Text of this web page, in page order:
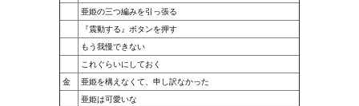
亜姫の三つ編みを引っ張る
『震動する』ボタンを押す
もう我慢できない
これぐらいにしておく
金
亜姫を構えなくて、申し訳なかった
亜姫は可愛いな